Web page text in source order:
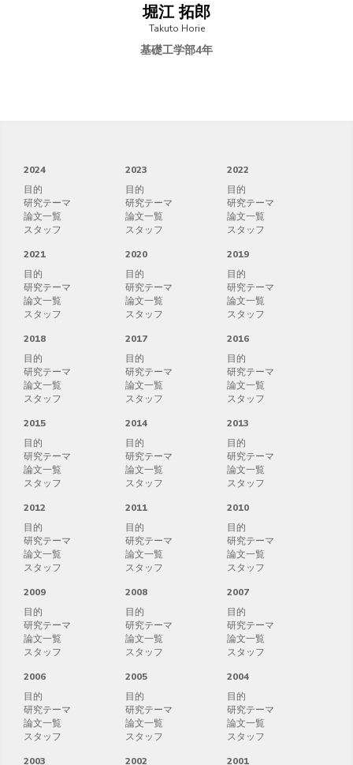
堀江 拓郎
Takuto Horie
基礎工学部4年
2024
目的
研究テーマ
論文一覧
スタッフ
2023
目的
研究テーマ
論文一覧
スタッフ
2022
目的
研究テーマ
論文一覧
スタッフ
2021
目的
研究テーマ
論文一覧
スタッフ
2020
目的
研究テーマ
論文一覧
スタッフ
2019
目的
研究テーマ
論文一覧
スタッフ
2018
目的
研究テーマ
論文一覧
スタッフ
2017
目的
研究テーマ
論文一覧
スタッフ
2016
目的
研究テーマ
論文一覧
スタッフ
2015
目的
研究テーマ
論文一覧
スタッフ
2014
目的
研究テーマ
論文一覧
スタッフ
2013
目的
研究テーマ
論文一覧
スタッフ
2012
目的
研究テーマ
論文一覧
スタッフ
2011
目的
研究テーマ
論文一覧
スタッフ
2010
目的
研究テーマ
論文一覧
スタッフ
2009
目的
研究テーマ
論文一覧
スタッフ
2008
目的
研究テーマ
論文一覧
スタッフ
2007
目的
研究テーマ
論文一覧
スタッフ
2006
目的
研究テーマ
論文一覧
スタッフ
2005
目的
研究テーマ
論文一覧
スタッフ
2004
目的
研究テーマ
論文一覧
スタッフ
2003
2002 2001